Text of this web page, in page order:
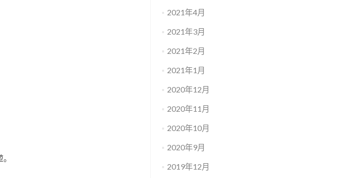
2021年4月
2021年3月
2021年2月
2021年1月
2020年12月
2020年11月
2020年10月
2020年9月
2019年12月